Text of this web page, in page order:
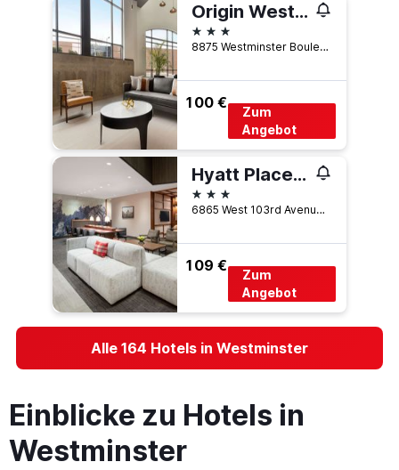
Origin Westminster a Wyndham Hotel
3 Sterne
8875 Westminster Boulevard, Westminster, CO, USA
100 €
Zum
Angebot
Hyatt Place Westminster Denver
3 Sterne
6865 West 103rd Avenue, Westminster, CO, USA
109 €
Zum
Angebot
Alle 164 Hotels in Westminster
Einblicke zu Hotels in
Westminster